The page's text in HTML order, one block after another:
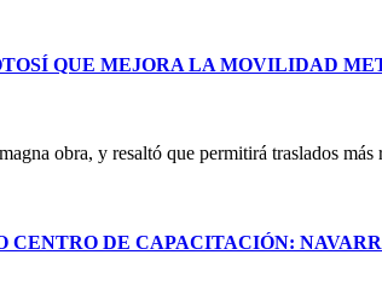
QUE MEJORA LA MOVILIDAD
obra, y resaltó que permitirá traslados
CENTRO DE CAPACITACIÓN: